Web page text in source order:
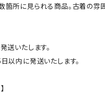
箇所に見られる商品。古着の雰
送いたします。
以内に発送いたします。